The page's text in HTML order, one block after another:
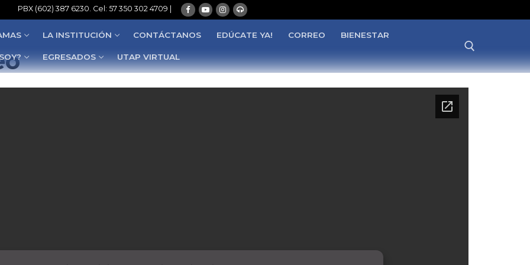
PBX (602) 387 6230. Cel: 57 350 302 4709 |
LA INSTITUCIÓN CONTÁCTANOS EDÚCATE YA! CORREO BIENESTAR
EGRESADOS UTAP VIRTUAL